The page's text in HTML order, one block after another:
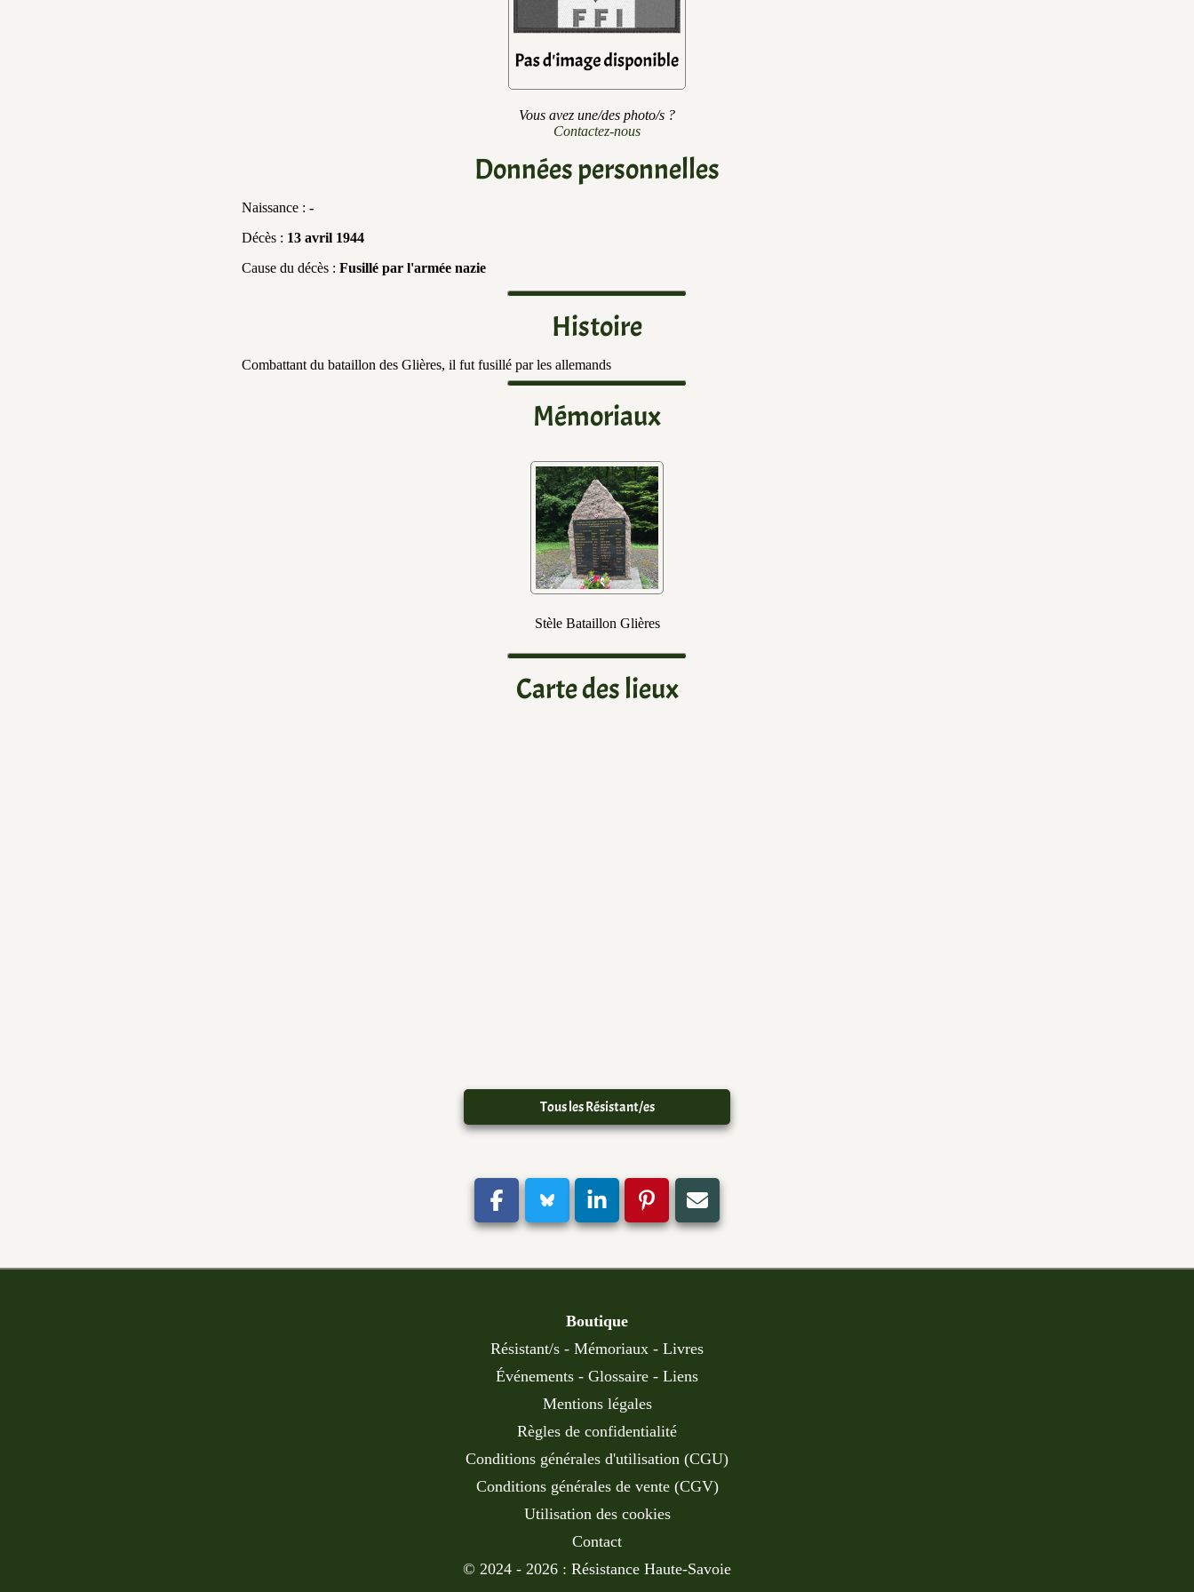
Vous avez une/des photo/s ?
Contactez-nous
Données personnelles
Naissance : -
Décès : 13 avril 1944
Cause du décès : Fusillé par l'armée nazie
Histoire
Combattant du bataillon des Glières, il fut fusillé par les allemands
Mémoriaux
Stèle Bataillon Glières
Carte des lieux
Tous les Résistant/es
Boutique
Résistant/s - Mémoriaux - Livres
Événements - Glossaire - Liens
Mentions légales
Règles de confidentialité
Conditions générales d'utilisation (CGU)
Conditions générales de vente (CGV)
Utilisation des cookies
Contact
© 2024 - 2026 : Résistance Haute-Savoie